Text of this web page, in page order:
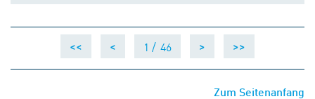
<< < 1 / 46 > >>
Zum Seitenanfang